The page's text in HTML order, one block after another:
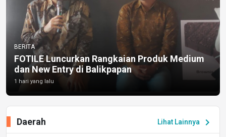
BERITA
FOTILE Luncurkan Rangkaian Produk Medium
dan New Entry di Balikpapan
1 hari yang lalu
Lihat Lainnya chevron_right
Daerah